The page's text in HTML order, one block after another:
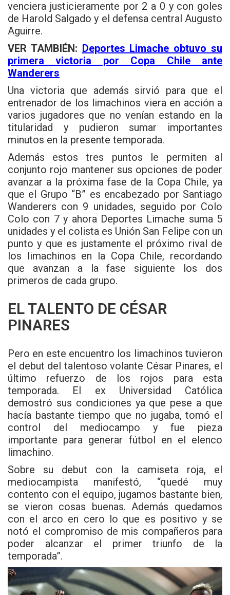
venciera justicieramente por 2 a 0 y con goles
de Harold Salgado y el defensa central Augusto
Aguirre.
VER TAMBIÉN: Deportes Limache obtuvo su
primera victoria por Copa Chile ante
Wanderers
Una victoria que además sirvió para que el
entrenador de los limachinos viera en acción a
varios jugadores que no venían estando en la
titularidad y pudieron sumar importantes
minutos en la presente temporada.
Además estos tres puntos le permiten al
conjunto rojo mantener sus opciones de poder
avanzar a la próxima fase de la Copa Chile, ya
que el Grupo “B” es encabezado por Santiago
Wanderers con 9 unidades, seguido por Colo
Colo con 7 y ahora Deportes Limache suma 5
unidades y el colista es Unión San Felipe con un
punto y que es justamente el próximo rival de
los limachinos en la Copa Chile, recordando
que avanzan a la fase siguiente los dos
primeros de cada grupo.
EL TALENTO DE CÉSAR
PINARES
Pero en este encuentro los limachinos tuvieron
el debut del talentoso volante César Pinares, el
último refuerzo de los rojos para esta
temporada. El ex Universidad Católica
demostró sus condiciones ya que pese a que
hacía bastante tiempo que no jugaba, tomó el
control del mediocampo y fue pieza
importante para generar fútbol en el elenco
limachino.
Sobre su debut con la camiseta roja, el
mediocampista manifestó, “quedé muy
contento con el equipo, jugamos bastante bien,
se vieron cosas buenas. Además quedamos
con el arco en cero lo que es positivo y se
notó el compromiso de mis compañeros para
poder alcanzar el primer triunfo de la
temporada”.